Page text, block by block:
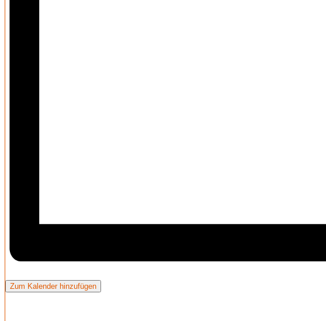
Zum Kalender hinzufügen